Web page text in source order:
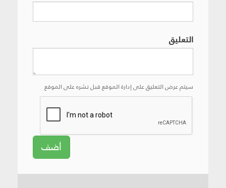
التعليق
سيتم عرض التعليق على إدارة الموقع قبل نشره على الموقع
أضف